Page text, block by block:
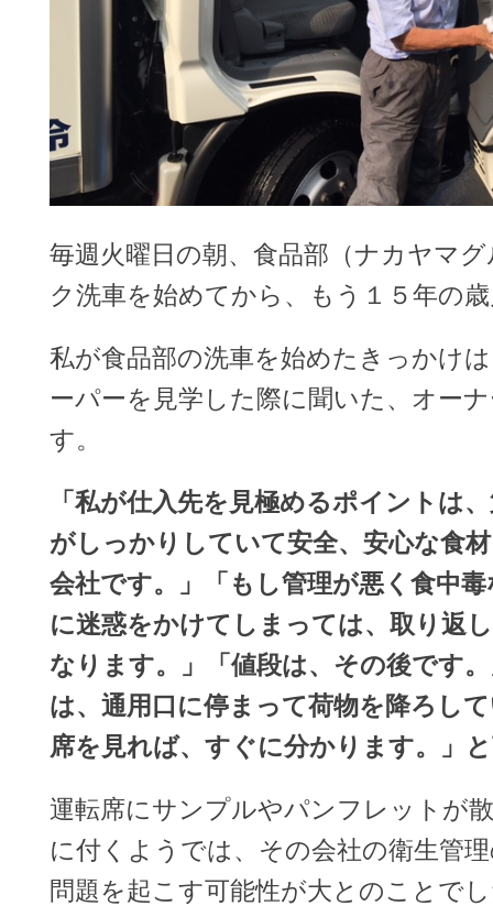
毎週火曜日の朝、食品部（ナカヤマ
ク洗車を始めてから、もう１５年の
私が食品部の洗車を始めたきっかけ
ーパーを見学した際に聞いた、オー
す。
「私が仕入先を見極めるポイントは
がしっかりしていて安全、安心な食
会社です。」「もし管理が悪く食中
に迷惑をかけてしまっては、取り返
なります。」「値段は、その後です
は、通用口に停まって荷物を降ろし
席を見れば、すぐに分かります。」
運転席にサンプルやパンフレットが
に付くようでは、その会社の衛生管
問題を起こす可能性が大とのことで